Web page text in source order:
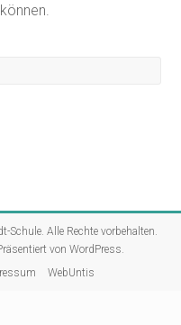
Schule . Alle Rechte vorbehalten.
vonWordPress
WebUntis